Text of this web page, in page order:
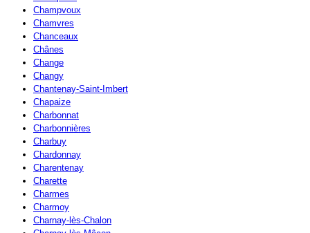
Champvoux
Chamvres
Chanceaux
Chânes
Change
Changy
Chantenay-Saint-Imbert
Chapaize
Charbonnat
Charbonnières
Charbuy
Chardonnay
Charentenay
Charette
Charmes
Charmoy
Charnay-lès-Chalon